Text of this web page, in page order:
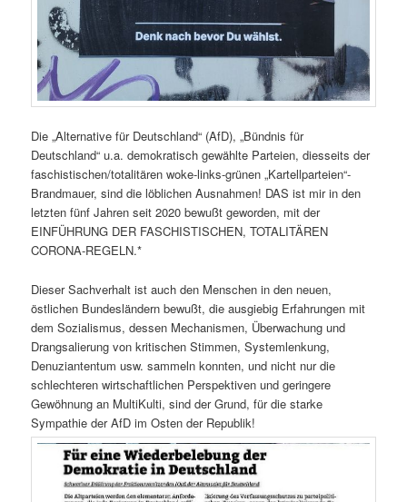
Die „Alternative für Deutschland“ (AfD), „Bündnis für
Deutschland“ u.a. demokratisch gewählte Parteien, diesseits der
faschistischen/totalitären woke-links-grünen „Kartellparteien“-
Brandmauer, sind die löblichen Ausnahmen! DAS ist mir in den
letzten fünf Jahren seit 2020 bewußt geworden, mit der
EINFÜHRUNG DER FASCHISTISCHEN, TOTALITÄREN
CORONA-REGELN.*
Dieser Sachverhalt ist auch den Menschen in den neuen,
östlichen Bundesländern bewußt, die ausgiebig Erfahrungen mit
dem Sozialismus, dessen Mechanismen, Überwachung und
Drangsalierung von kritischen Stimmen, Systemlenkung,
Denuziantentum usw. sammeln konnten, und nicht nur die
schlechteren wirtschaftlichen Perspektiven und geringere
Gewöhnung an MultiKulti, sind der Grund, für die starke
Sympathie der AfD im Osten der Republik!